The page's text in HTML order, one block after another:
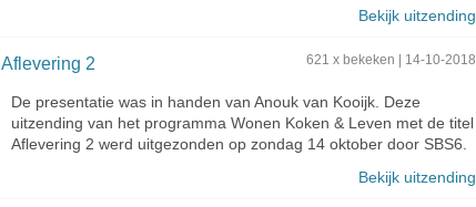
Bekijk uitzending
Aflevering 2 621 x bekeken | 14-10-2018
De presentatie was in handen van Anouk van Kooijk. Deze
uitzending van het programma Wonen Koken & Leven met de titel
Aflevering 2 werd uitgezonden op zondag 14 oktober door SBS6.
Bekijk uitzending